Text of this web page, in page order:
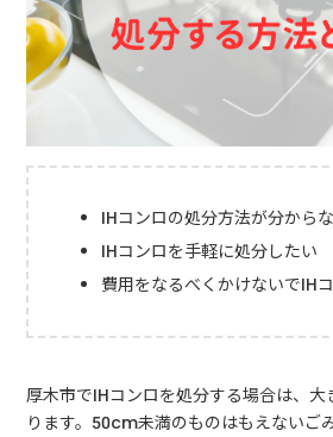
IHコンロの処分方法が分から
IHコンロを手軽に処分したい
費用をなるべくかけないでIH
厚木市でIHコンロを処分する場合は、大
ります。50cm未満のものはもえないご